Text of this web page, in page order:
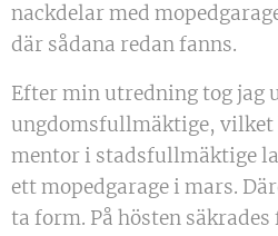
nackdelar med
där sådana redan fanns.
Efter min utredning tog jag
ungdomsfullmäktige,
mentor i stadsfullmäktige
ett mopedgarage i mars.
ta form. På hösten